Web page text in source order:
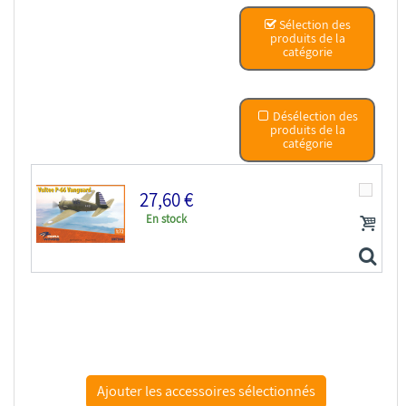
Sélection des
produits de la
catégorie
Désélection des
produits de la
catégorie
27,60 €
En stock
Dora Wings maquette avion DW72040 Vultee P-66...